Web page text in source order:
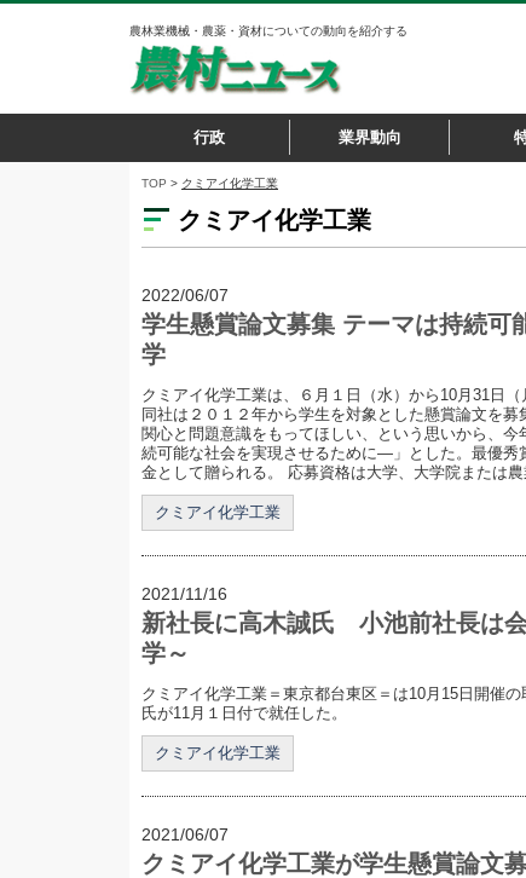
農林業機械・農薬・資材についての動向を紹介する
行政 業界動向
TOP > クミアイ化学工業
クミアイ化学工業
2022/06/07
学生懸賞論文募集 テーマは持続
学
クミアイ化学工業は、６月１日（水）から10月31日
同社は２０１２年から学生を対象とした懸賞論文を
関心と問題意識をもってほしい、という思いから、
続可能な社会を実現させるために―」とした。最優秀
金として贈られる。 応募資格は大学、大学院または農
クミアイ化学工業
2021/11/16
新社長に高木誠氏 小池前社長は
学～
クミアイ化学工業＝東京都台東区＝は10月15日開催
氏が11月１日付で就任した。
クミアイ化学工業
2021/06/07
クミアイ化学工業が学生懸賞論文